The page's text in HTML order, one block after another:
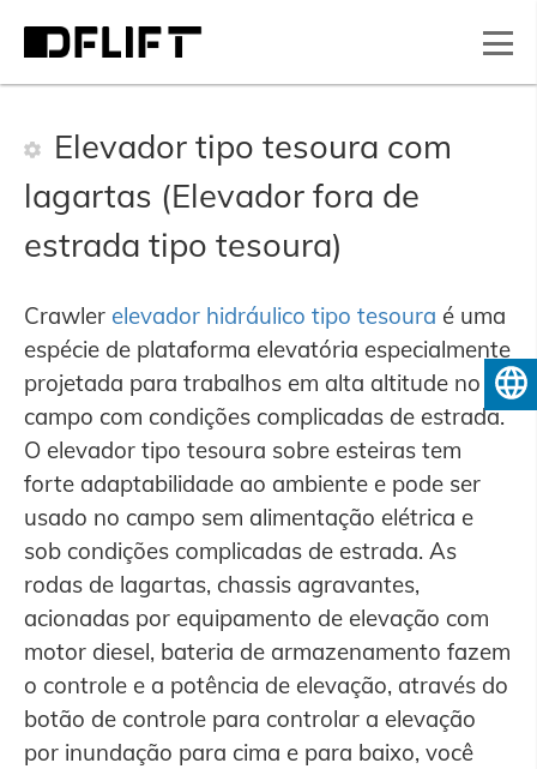
Elevador tipo tesoura com
lagartas (Elevador fora de
estrada tipo tesoura)
Crawlerelevador hidráulico tipo tesoura é uma
espécie de plataforma elevatória especialmente
projetada para trabalhos em alta altitude no
campo com condições complicadas de estrada.
O elevador tipo tesoura sobre esteiras tem
forte adaptabilidade ao ambiente e pode ser
usado no campo sem alimentação elétrica e
sob condições complicadas de estrada. As
rodas de lagartas, chassis agravantes,
acionadas por equipamento de elevação com
motor diesel, bateria de armazenamento fazem
o controle e a potência de elevação, através do
botão de controle para controlar a elevação
por inundação para cima e para baixo, você
Português do Brasil